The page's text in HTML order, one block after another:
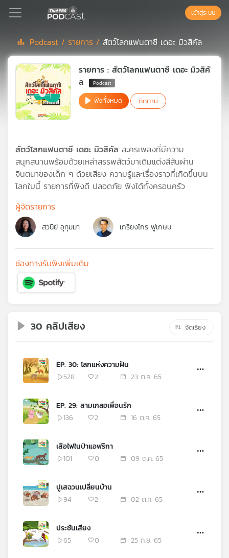
Podcast
เพล
สต์
ของ
คุณ
กิจกรรม
เกี่ยว
เข้าสู่ระบบ
Podcast /รายการ /สัตว์โลกแฟนตาซี เดอะ มิวสิคัล
รายการ : สัตว์โลกแฟนตาซี เดอะ มิวสิคั
ล
ฟังทั้งหมด ติดตาม
สัตว์โลกแฟนตาซี เดอะ มิวสิคัล ละครเพลงที่มีความ
สนุกสนานพร้อมด้วยเหล่าสรรพสัตว์มาเติมแต่งสีสันผ่าน
จินตนาของเด็ก ๆ ด้วยเสียง ความรู้และเรื่องราวที่เกิดขึ้นบน
โลกใบนี้ รายการที่ฟังดี ปลอดภัย ฟังได้ทั้งครอบครัว
ผู้จัดรายการ
สวนีย์ อุทุมมา เกรียงไกร ฟูเกษม
ช่องทางรับฟังเพิ่มเติม
30 คลิปเสียง จัดเรียง
EP. 30: โลกแห่งความฝัน
528
2 23 ต.ค. 65
EP. 29: สามเกลอเพื่อนรัก
136
2 16 ต.ค. 65
เสือไฟในป่าแอฟริกา
101
0 09 ต.ค. 65
ปูเสฉวนเปลี่ยนบ้าน
94
2 02 ต.ค. 65
ประชันเสียง
65
0 25 ก.ย. 65